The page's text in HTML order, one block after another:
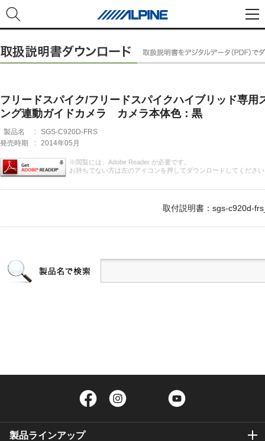
フリードスパイク/フリードスパイクハイブリッド専用
ング連動ガイドカメラ カメラ本体色：黒
製品名 : SGS-C920D-FRS
発売時期
: 2014年05月
※閲覧には、Adobe Reader が必要です。
お持ちでない方は左のアイコンを押してダウンロードしてくださ
取付説明書：sgs-c920d-
Facebook Twitter
製品ラインアップ